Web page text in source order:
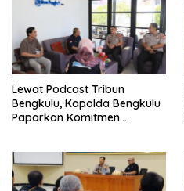
Lewat Podcast Tribun
Bengkulu, Kapolda Bengkulu
Paparkan Komitmen